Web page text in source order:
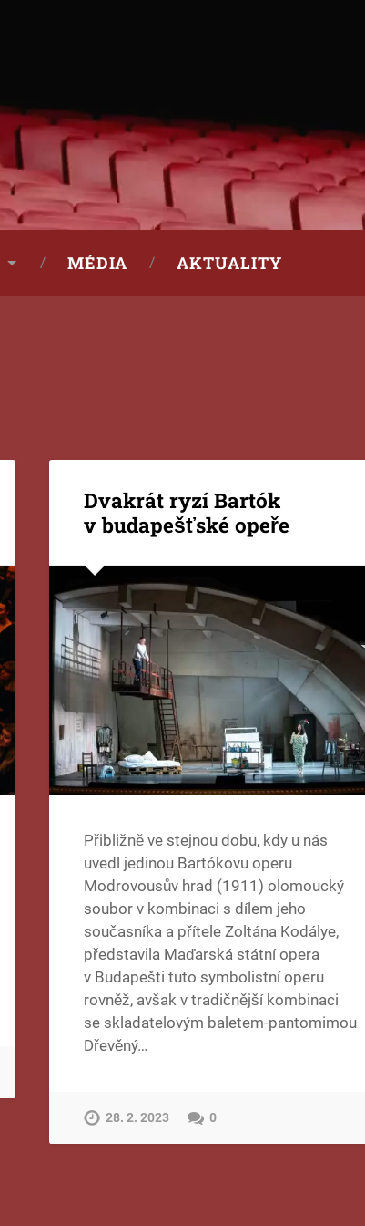
MÉDIA AKTUALITY
Dvakrát ryzí Bartók
v budapešťské opeře
Přibližně ve stejnou dobu, kdy u nás
uvedl jedinou Bartókovu operu
Modrovousův hrad (1911) olomoucký
soubor v kombinaci s dílem jeho
současníka a přítele Zoltána Kodálye,
představila Maďarská státní opera
v Budapešti tuto symbolistní operu
rovněž, avšak v tradičnější kombinaci
se skladatelovým baletem-pantomimou
Dřevěný…
28. 2. 2023 0